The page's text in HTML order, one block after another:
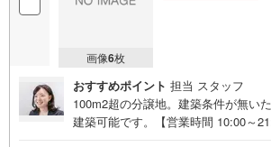
画像6枚
おすすめポイント 担当 スタッフ
100m2超の分譲地。建築条件が無い
建築可能です。【営業時間 10:00～